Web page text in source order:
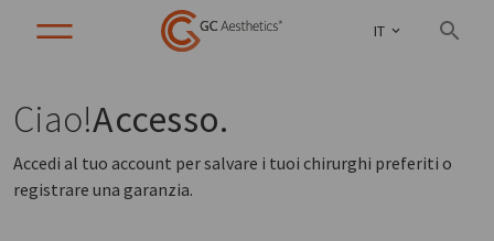
IT
Ciao!Accesso.
Accedi al tuo account per salvare i tuoi chirurghi preferiti o
registrare una garanzia.